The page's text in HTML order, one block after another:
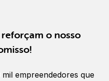
o nosso
empreendedores que